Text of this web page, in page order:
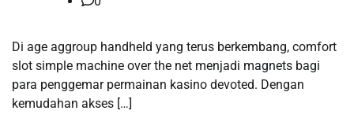
Di age aggroup handheld yang terus berkembang, comfort
slot simple machine over the net menjadi magnets bagi
para penggemar permainan kasino devoted. Dengan
kemudahan akses […]